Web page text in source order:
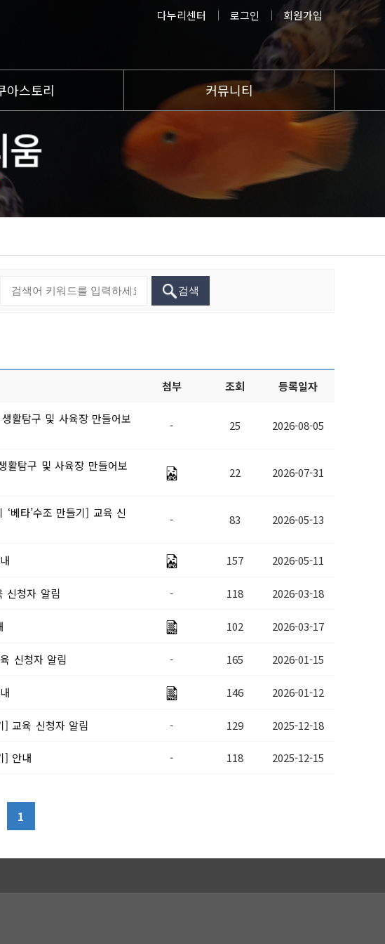
다누리센터 로그인 회원가입
아스토리 커뮤니티
방문후기
이달의 물고기(이벤트)
관상어교육장
검색
첨부 조회 등록일자
활탐구 및 사육장 만들어보
- 25 2026-08-05
활탐구 및 사육장 만들어보
22 2026-07-31
베타’수조 만들기] 교육 신
- 83 2026-05-13
157 2026-05-11
신청자 알림 - 118 2026-03-18
102 2026-03-17
신청자 알림 - 165 2026-01-15
146 2026-01-12
] 교육 신청자 알림 - 129 2025-12-18
] 안내 - 118 2025-12-15
1